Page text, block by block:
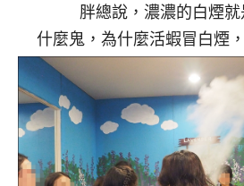
胖總說，濃濃的白煙就
什麼鬼，為什麼活蝦冒白煙